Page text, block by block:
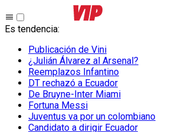
Es tendencia:
Publicación de Vini
¿Julián Álvarez al Arsenal?
Reemplazos Infantino
DT rechazó a Ecuador
De Bruyne-Inter Miami
Fortuna Messi
Juventus va por un colombiano
Candidato a dirigir Ecuador